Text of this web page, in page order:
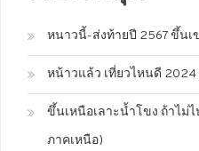
หนาวนี้-ส่งท้ายปี 2567 ขึ้นเ
หน้าวแล้ว เที่ยวไหนดี 2024
ขึ้นเหนือเลาะน้ำโขง ถ้าไม่
ภาคเหนือ)